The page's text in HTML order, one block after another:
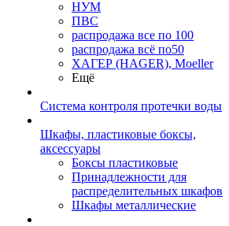
НУМ
ПВС
распродажа все по 100
распродажа всё по50
ХАГЕР (HAGER), Moeller
Ещё
Система контроля протечки воды
Шкафы, пластиковые боксы,
аксессуары
Боксы пластиковые
Принадлежности для
распределительных шкафов
Шкафы металлические